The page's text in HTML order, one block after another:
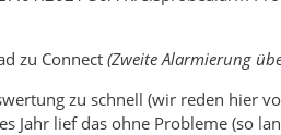
zu Connect (Zweite Alarmierung
zu schnell (wir reden hier
Jahr lief das ohne Probleme (so